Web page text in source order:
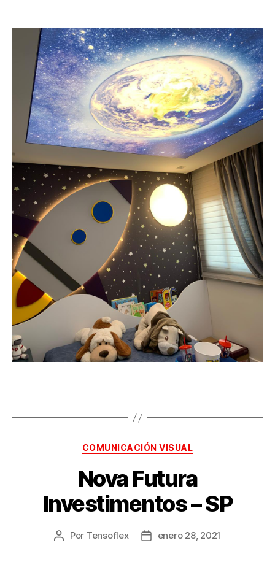
COMUNICACIÓN VISUAL
Nova Futura
Investimentos – SP
Por Tensoflex enero 28, 2021